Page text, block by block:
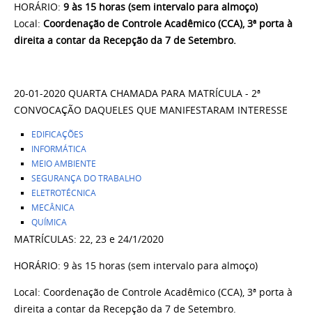
HORÁRIO: 9 às 15 horas (sem intervalo para almoço)
Local: Coordenação de Controle Acadêmico (CCA), 3ª porta à
direita a contar da Recepção da 7 de Setembro.
20-01-2020 QUARTA CHAMADA PARA MATRÍCULA - 2ª
CONVOCAÇÃO DAQUELES QUE MANIFESTARAM INTERESSE
EDIFICAÇÕES
INFORMÁTICA
MEIO AMBIENTE
SEGURANÇA DO TRABALHO
ELETROTÉCNICA
MECÂNICA
QUÍMICA
MATRÍCULAS: 22, 23 e 24/1/2020
HORÁRIO: 9 às 15 horas (sem intervalo para almoço)
Local: Coordenação de Controle Acadêmico (CCA), 3ª porta à
direita a contar da Recepção da 7 de Setembro.